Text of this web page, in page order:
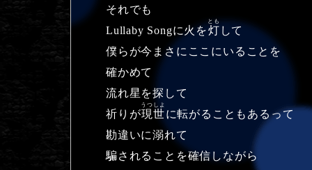
それでも
Lullaby Songに火を灯
とも
して
僕らが今まさにここにいることを
確かめて
流れ星を探して
祈りが現世
うつしよ
に転がることもあるって
勘違いに溺れて
騙されることを確信しながら